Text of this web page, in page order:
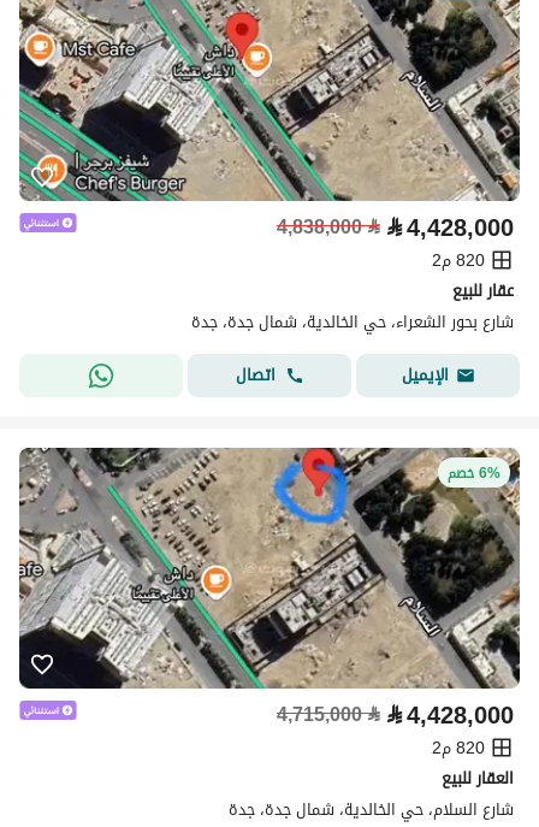
⃁4,428,000
⃁
4,838,000
820 م2
عقار للبيع
شارع بحور الشعراء، حي الخالدية، شمال جدة، جدة
الإيميل
اتصال
6% خصم
⃁4,428,000
⃁
4,715,000
820 م2
العقار للبيع
شارع السلام، حي الخالدية، شمال جدة، جدة